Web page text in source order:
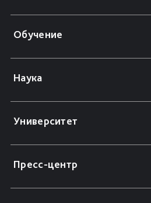
Обучение
Наука
Университет
Пресс-центр